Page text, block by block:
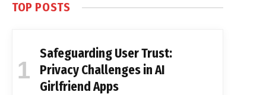
TOP POSTS
Safeguarding User Trust:
Privacy Challenges in AI
Girlfriend Apps